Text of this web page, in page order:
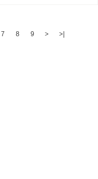
7 8 9 > >|